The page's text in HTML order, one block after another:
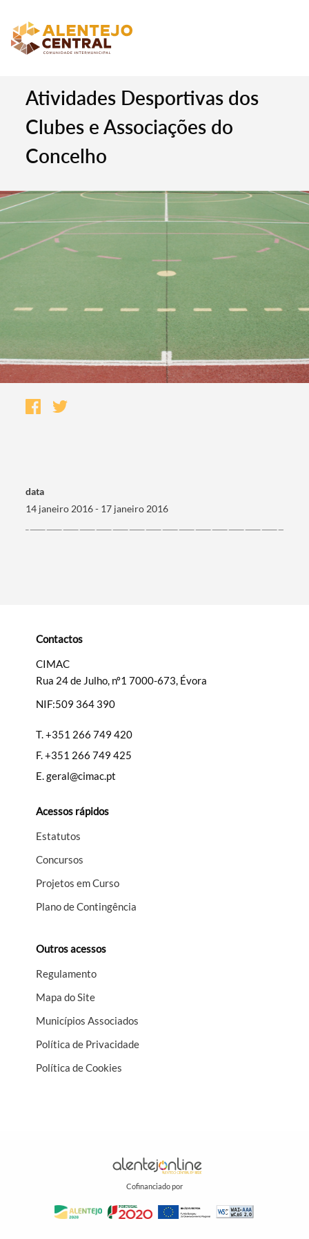
Termo de Pesquisa
Filtros
Atividades Desportivas dos
Clubes e Associações do
Concelho
data
14 janeiro 2016 - 17 janeiro 2016
Contactos
CIMAC
Rua 24 de Julho, nº1 7000-673, Évora
NIF:509 364 390
T.+351 266 749 420
F.+351 266 749 425
E.geral@cimac.pt
Acessos rápidos
Estatutos
Concursos
Projetos em Curso
Plano de Contingência
Outros acessos
Regulamento
Mapa do Site
Municípios Associados
Política de Privacidade
Política de Cookies
Cofinanciado por